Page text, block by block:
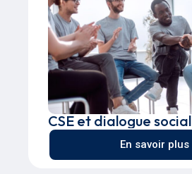
CSE et dialogue social
En savoir plus